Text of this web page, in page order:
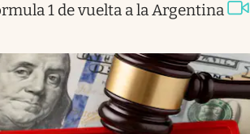
1 de vuelta a la Argentina